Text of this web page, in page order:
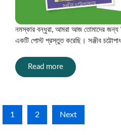
নমস্কার বন্ধুরা, আমরা আজ তোমাদের জন্য
একটি পোস্ট প্রস্তুত করেছি। সঞ্জীব
Read more
1 2 Next